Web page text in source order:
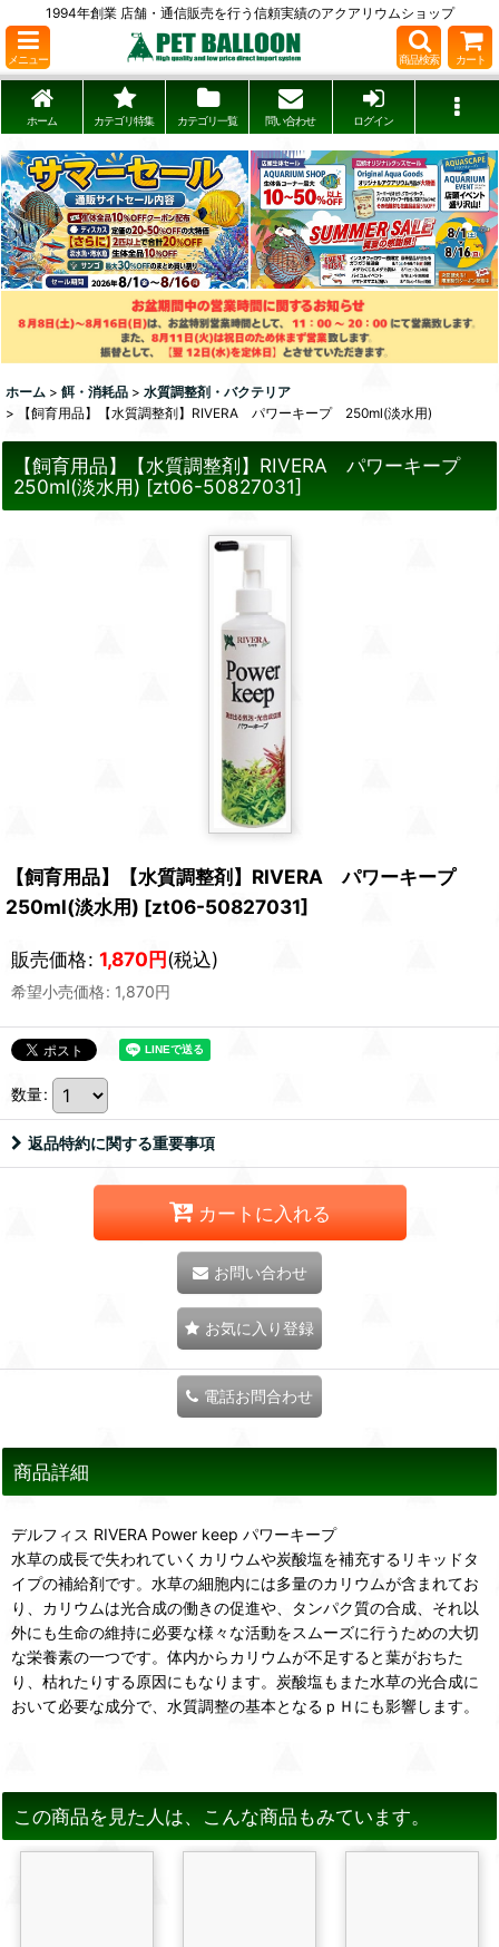
1994年創業 店舗・通信販売を行う信頼実績のアクアリウムショップ
メニュー 商品検索 カート
ホーム カテゴリ特集 カテゴリ一覧 問い合わせ ログイン
ホーム > 餌・消耗品 > 水質調整剤・バクテリア
>
【飼育用品】【水質調整剤】RIVERA パワーキープ 250ml(淡水用)
【飼育用品】【水質調整剤】RIVERA パワーキープ
250ml(淡水用) [zt06-50827031]
【飼育用品】【水質調整剤】RIVERA パワーキープ
250ml(淡水用) [zt06-50827031]
販売価格: 1,870円(税込)
希望小売価格: 1,870円
数量:
返品特約に関する重要事項
カートに入れる
お問い合わせ
お気に入り登録
電話お問合わせ
商品詳細
デルフィス RIVERA Power keep パワーキープ
水草の成長で失われていくカリウムや炭酸塩を補充するリキッドタ
イプの補給剤です。水草の細胞内には多量のカリウムが含まれてお
り、カリウムは光合成の働きの促進や、タンパク質の合成、それ以
外にも生命の維持に必要な様々な活動をスムーズに行うための大切
な栄養素の一つです。体内からカリウムが不足すると葉がおちた
り、枯れたりする原因にもなります。炭酸塩もまた水草の光合成に
おいて必要な成分で、水質調整の基本となるｐＨにも影響します。
この商品を見た人は、こんな商品もみています。